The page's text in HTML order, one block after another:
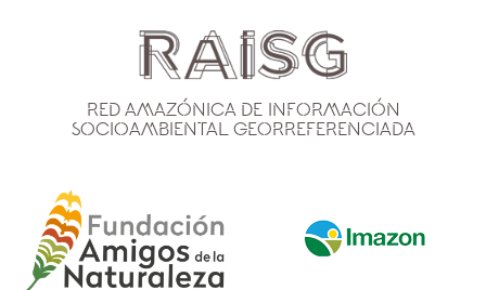
Red Amazónica de Información
Socioambiental Georreferenciada